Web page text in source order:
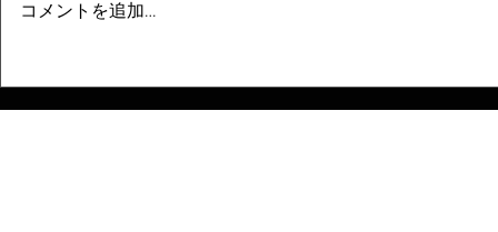
コメントを追加…